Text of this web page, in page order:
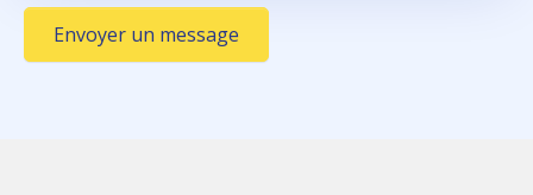
Envoyer un message